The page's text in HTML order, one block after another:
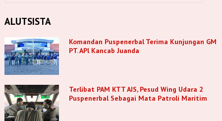
ALUTSISTA
Komandan Puspenerbal Terima Kunjungan GM
PT. APl Kancab Juanda
Terlibat PAM KTT AIS, Pesud Wing Udara 2
Puspenerbal Sebagai Mata Patroli Maritim